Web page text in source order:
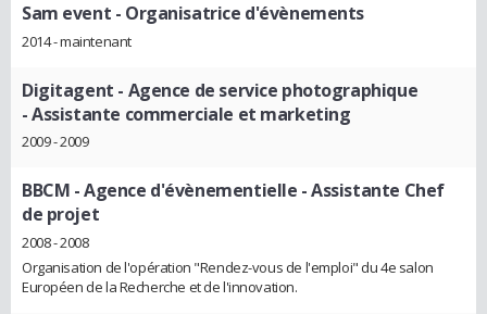
Sam event - Organisatrice d'évènements
2014 - maintenant
Digitagent - Agence de service photographique
- Assistante commerciale et marketing
2009 - 2009
BBCM - Agence d'évènementielle - Assistante Chef
de projet
2008 - 2008
Organisation de l'opération "Rendez-vous de l'emploi" du 4e salon
Européen de la Recherche et de l'innovation.